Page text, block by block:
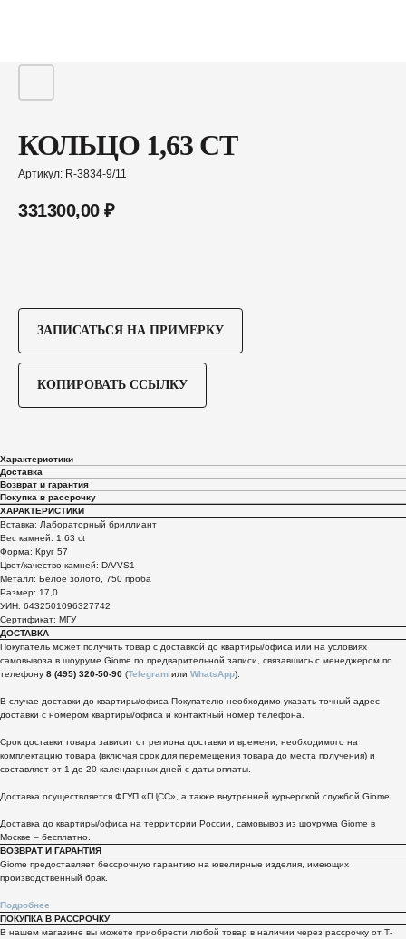
КОЛЬЦО 1,63 CT
Артикул: R-3834-9/11
331300,00 ₽
ЗАПИСАТЬСЯ НА ПРИМЕРКУ
КОПИРОВАТЬ ССЫЛКУ
Характеристики
Доставка
Возврат и гарантия
Покупка в рассрочку
ХАРАКТЕРИСТИКИ
Вставка: Лабораторный бриллиант
Вес камней: 1,63 ct
Форма: Круг 57
Цвет/качество камней: D/VVS1
Металл: Белое золото, 750 проба
Размер: 17,0
УИН: 6432501096327742
Сертификат: МГУ
ДОСТАВКА
Покупатель может получить товар с доставкой до квартиры/офиса или на условиях
самовывоза в шоуруме Giome по предварительной записи, связавшись с менеджером по
телефону 8 (495) 320-50-90 (Telegram или WhatsApp).
В случае доставки до квартиры/офиса Покупателю необходимо указать точный адрес
доставки с номером квартиры/офиса и контактный номер телефона.
Срок доставки товара зависит от региона доставки и времени, необходимого на
комплектацию товара (включая срок для перемещения товара до места получения) и
составляет от 1 до 20 календарных дней с даты оплаты.
Доставка осуществляется ФГУП «ГЦСС», а также внутренней курьерской службой Giome.
Доставка до квартиры/офиса на территории России, самовывоз из шоурума Giome в
Москве – бесплатно.
ВОЗВРАТ И ГАРАНТИЯ
Giome предоставляет бессрочную гарантию на ювелирные изделия, имеющих
производственный брак.
Подробнее
ПОКУПКА В РАССРОЧКУ
В нашем магазине вы можете приобрести любой товар в наличии через рассрочку от Т-